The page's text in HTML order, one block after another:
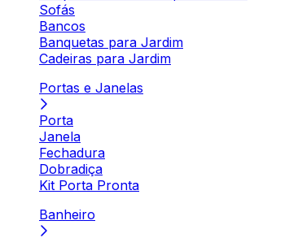
Sofás
Bancos
Banquetas para Jardim
Cadeiras para Jardim
Portas e Janelas
Porta
Janela
Fechadura
Dobradiça
Kit Porta Pronta
Banheiro